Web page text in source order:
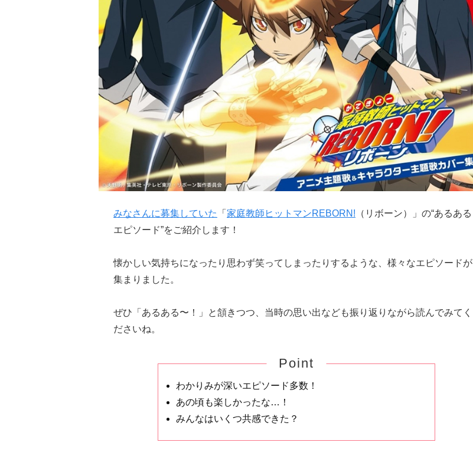
みなさんに募集していた 「 家庭教師ヒットマンREBORN! （リボーン）」の“あるある
エピソード”をご紹介します！
懐かしい気持ちになったり思わず笑ってしまったりするような、様々なエピソードが
集まりました。
ぜひ「あるある〜！」と頷きつつ、当時の思い出なども振り返りながら読んでみてく
ださいね。
Point
わかりみが深いエピソード多数！
あの頃も楽しかったな…！
みんなはいくつ共感できた？